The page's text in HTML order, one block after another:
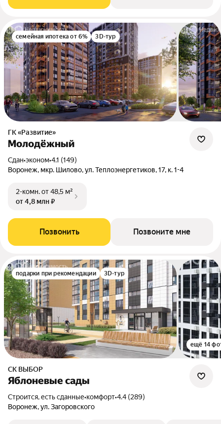
семейная ипотека от 6% 3D-тур
ГК «Развитие»
Молодёжный
Сдан•эконом•4.1 (149)
Воронеж, мкр. Шилово, ул. Теплоэнергетиков, 17, к. 1-4
2-комн.от 48,5 м²
от 4,8 млн ₽
Позвонить Позвоните мне
подарки при рекомендации 3D-тур
ещё 14
СК ВЫБОР
Яблоневые сады
Строится, есть сданные•комфорт•4.4 (289)
Воронеж, ул. Загоровского